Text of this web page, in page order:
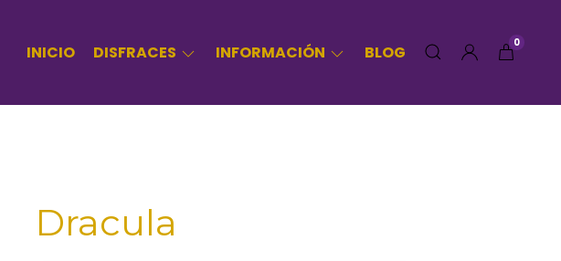
INICIO DISFRACES INFORMACIÓN BLOG 0
Dracula